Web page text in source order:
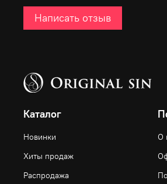
Написать отзыв
Каталог
Новинки
Хиты продаж
Распродажа
О